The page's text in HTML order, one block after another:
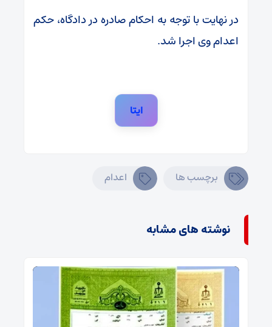
در نهایت با توجه به احکام صادره در دادگاه، حکم
اعدام وی اجرا شد.
ایتا
برچسب ها اعدام
نوشته های مشابه